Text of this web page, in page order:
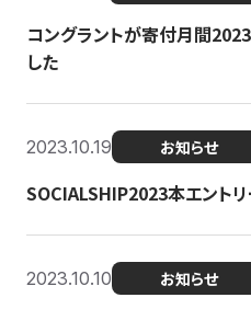
コングラントが寄付月間
した
2023.10.19 お知らせ
SOCIALSHIP2023本エントリ
2023.10.10 お知らせ